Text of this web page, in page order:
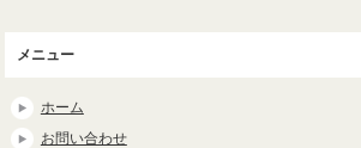
メニュー
ホーム
お問い合わせ